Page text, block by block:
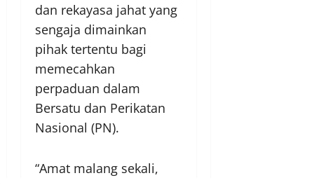
dan rekayasa jahat yang
sengaja dimainkan
pihak tertentu bagi
memecahkan
perpaduan dalam
Bersatu dan Perikatan
Nasional (PN).
“Amat malang sekali,